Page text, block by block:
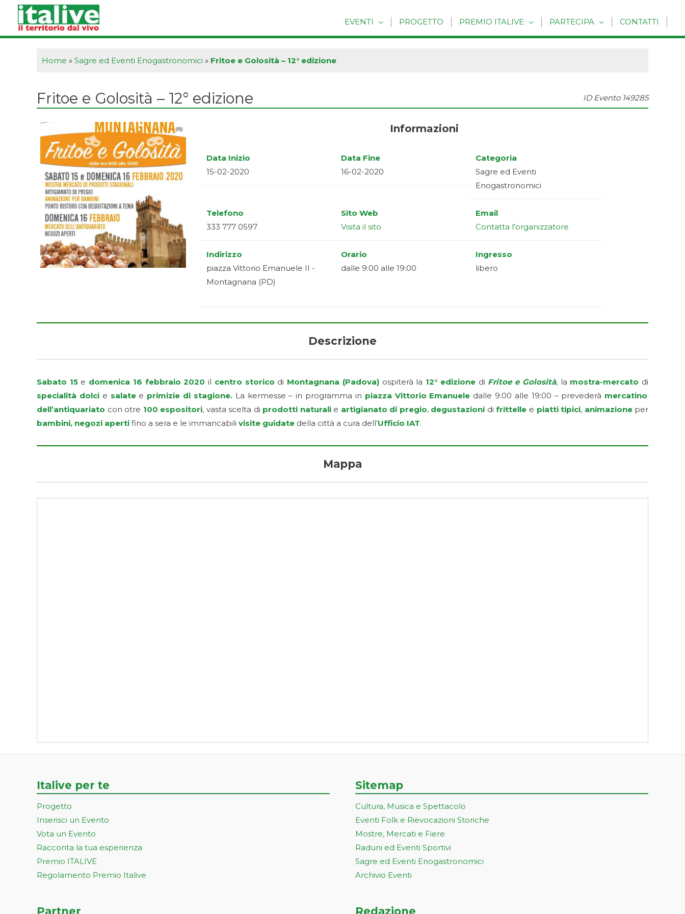
contenuto
EVENTI PROGETTO PREMIO ITALIVE PARTECIPA CONTATTI
Home » Sagre ed Eventi Enogastronomici » Fritoe e Golosità – 12° edizione
Fritoe e Golosità – 12° edizione ID Evento 149285
Informazioni
Data Inizio
15-02-2020
Data Fine
16-02-2020
Categoria
Sagre ed Eventi
Enogastronomici
Telefono
333 777 0597
Sito Web
Visita il sito
Email
Contatta l'organizzatore
Indirizzo
piazza Vittorio Emanuele II -
Montagnana (PD)
Orario
dalle 9:00 alle 19:00
Ingresso
libero
Descrizione
Sabato 15e domenica 16 febbraio 2020 il centro storico di Montagnana (Padova)ospiterà la 12° edizionedi Fritoe e Golosità, la mostra-mercato di
specialità dolcie salatee primizie di stagione.La kermesse – in programma in piazza Vittorio Emanuele dalle 9:00 alle 19:00 – prevederà mercatino
dell’antiquariato con otre 100 espositori, vasta scelta di prodotti naturalie artigianato di pregio, degustazioni difrittelle e piatti tipici, animazioneper
bambini, negozi aperti fino a sera e le immancabili visite guidate della città a cura dell’Ufficio IAT.
Mappa
Italive per te
Progetto
Inserisci un Evento
Vota un Evento
Racconta la tua esperienza
Premio ITALIVE
Regolamento Premio Italive
Partner
Sitemap
Cultura, Musica e Spettacolo
Eventi Folk e Rievocazioni Storiche
Mostre, Mercati e Fiere
Raduni ed Eventi Sportivi
Sagre ed Eventi Enogastronomici
Archivio Eventi
Redazione